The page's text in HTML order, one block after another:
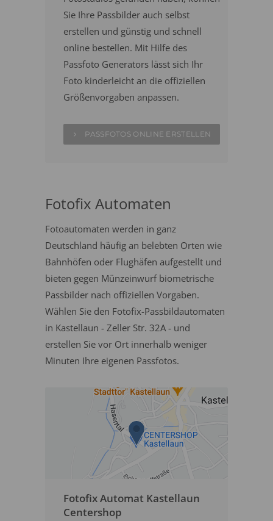
Sie Ihre Passbilder auch selbst
erstellen und günstig und schnell
online bestellen. Mit Hilfe des
Passfoto Generators lässt sich Ihr
Foto kinderleicht an die offiziellen
Größenvorgaben anpassen.
PASSFOTOS ONLINE ERSTELLEN
Fotofix Automaten
Fotoautomaten werden in ganz
Deutschland häufig an belebten Orten wie
Bahnhöfen oder Flughäfen aufgestellt und
bieten gegen Münzeinwurf biometrische
Passbilder nach offiziellen Vorgaben.
Wählen Sie den Fotofix-Passbildautomaten
in Kastellaun - Zeller Str. 32A - und
erstellen Sie vor Ort innerhalb weniger
Minuten Ihre eigenen Passfotos.
Fotofix Automat Kastellaun
Centershop